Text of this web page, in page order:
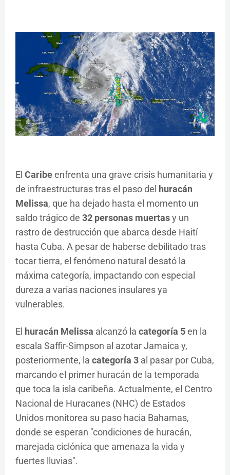
El Caribeenfrenta una grave crisis humanitaria y
de infraestructuras tras el paso del huracán
Melissa, que ha dejado hasta el momento un
saldo trágico de 32 personas muertasy un
rastro de destrucción que abarca desde Haití
hasta Cuba. A pesar de haberse debilitado tras
tocar tierra, el fenómeno natural desató la
máxima categoría, impactando con especial
dureza a varias naciones insulares ya
vulnerables.
El huracán Melissa alcanzó la categoría 5en la
escala Saffir-Simpson al azotar Jamaica y,
posteriormente, la categoría 3 al pasar por Cuba,
marcando el primer huracán de la temporada
que toca la isla caribeña. Actualmente, el Centro
Nacional de Huracanes (NHC) de Estados
Unidos monitorea su paso hacia Bahamas,
donde se esperan "condiciones de huracán,
marejada ciclónica que amenaza la vida y
fuertes lluvias".